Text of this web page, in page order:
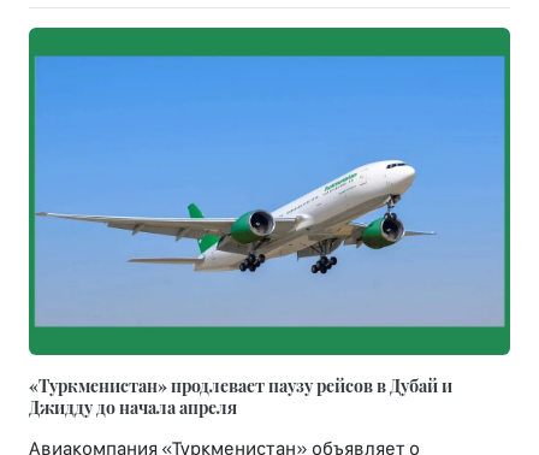
«Туркменистан» продлевает паузу рейсов в Дубай и
Джидду до начала апреля
Авиакомпания «Туркменистан» объявляет о